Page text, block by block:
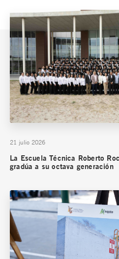
21 julio 2026
La Escuela Técnica Roberto
gradúa a su octava generación